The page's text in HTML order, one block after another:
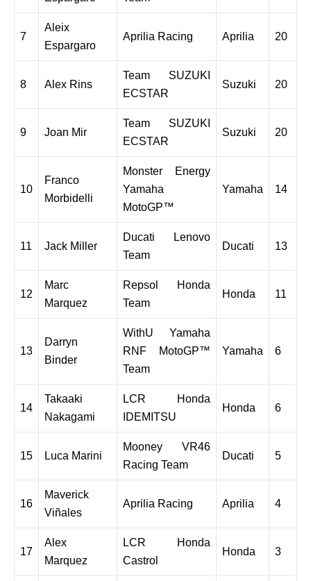
7
Aleix
Espargaro
Aprilia Racing Aprilia 20
8 Alex Rins
Team SUZUKI
ECSTAR
Suzuki 20
9 Joan Mir
Team SUZUKI
ECSTAR
Suzuki 20
10
Franco
Morbidelli
Monster Energy
Yamaha
MotoGP™
Yamaha 14
11 Jack Miller
Ducati Lenovo
Team
Ducati 13
12
Marc
Marquez
Repsol Honda
Team
Honda 11
13
Darryn
Binder
WithU Yamaha
RNF MotoGP™
Team
Yamaha 6
14
Takaaki
Nakagami
LCR Honda
IDEMITSU
Honda 6
15 Luca Marini
Mooney VR46
Racing Team
Ducati 5
16
Maverick
Viñales
Aprilia Racing Aprilia 4
17
Alex
Marquez
LCR Honda
Castrol
Honda 3